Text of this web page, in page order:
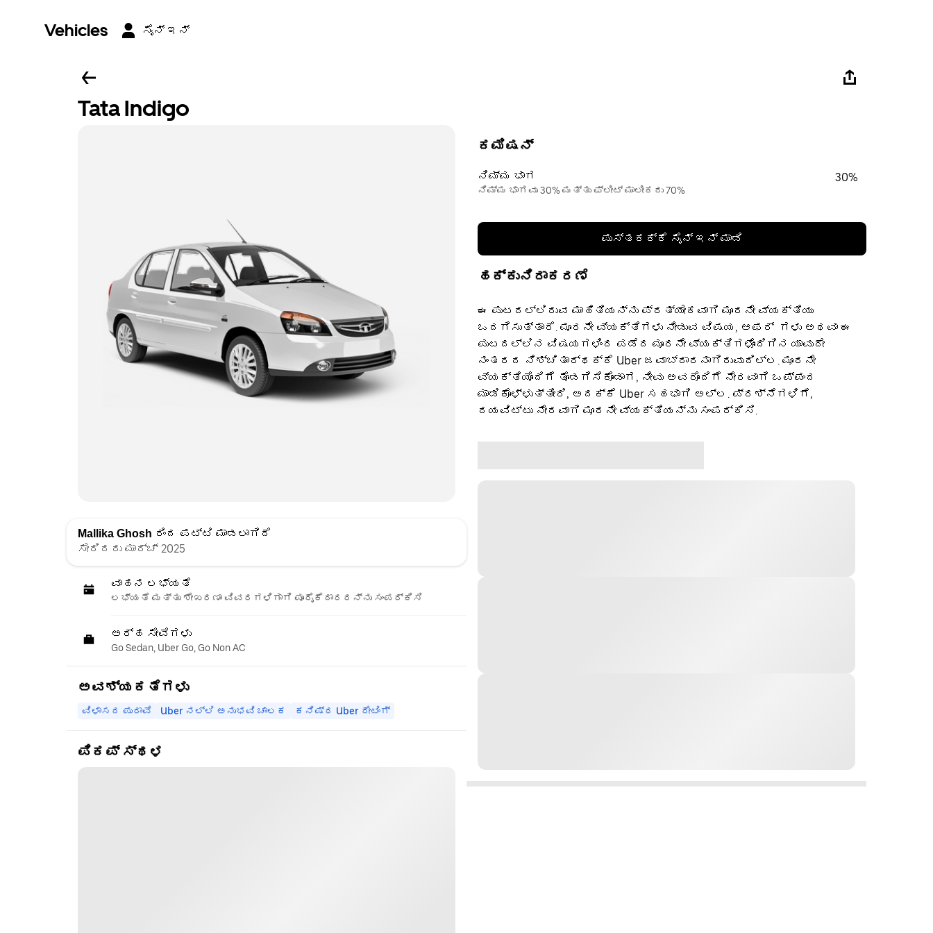
Vehicles ಸೈನ್ ಇನ್
Tata Indigo
Mallika Ghosh ರಿಂದ ಪಟ್ಟಿ ಮಾಡಲಾಗಿದೆ
ಸೇರಿದರು ಮಾರ್ಚ್ 2025
ವಾಹನ ಲಭ್ಯತೆ
ಲಭ್ಯತೆ ಮತ್ತು ಶೇಖರಣಾ ವಿವರಗಳಿಗಾಗಿ ಪೂರೈಕೆದಾರರನ್ನು ಸಂಪರ್ಕಿಸಿ
ಅರ್ಹ ಸೇವೆಗಳು
Go Sedan, Uber Go, Go Non AC
ಅವಶ್ಯಕತೆಗಳು
ವಿಳಾಸದ ಪುರಾವೆ Uber ನಲ್ಲಿ ಅನುಭವಿ ಚಾಲಕ ಕನಿಷ್ಠ Uber ರೇಟಿಂಗ್
ಪಿಕಪ್ ಸ್ಥಳ
ಕಮಿಷನ್
ನಿಮ್ಮ ಭಾಗ
ನಿಮ್ಮ ಭಾಗವು 30% ಮತ್ತು ಫ್ಲೀಟ್ ಮಾಲೀಕರು 70%
30%
ಪುಸ್ತಕಕ್ಕೆ ಸೈನ್ ಇನ್ ಮಾಡಿ
ಹಕ್ಕುನಿರಾಕರಣೆ
ಈ ಪುಟದಲ್ಲಿರುವ ಮಾಹಿತಿಯನ್ನು ಪ್ರತ್ಯೇಕವಾಗಿ ಮೂರನೇ ವ್ಯಕ್ತಿಯು
ಒದಗಿಸುತ್ತಾರೆ. ಮೂರನೇ ವ್ಯಕ್ತಿಗಳು ನೀಡುವ ವಿಷಯ, ಆಫರ್ ‌ ಗಳು ಅಥವಾ ಈ
ಪುಟದಲ್ಲಿನ ವಿಷಯಗಳಿಂದ ಪಡೆದ ಮೂರನೇ ವ್ಯಕ್ತಿಗಳೊಂದಿಗಿನ ಯಾವುದೇ
ನಂತರದ ನಿಶ್ಚಿತಾರ್ಥಕ್ಕೆ Uber ಜವಾಬ್ದಾರನಾಗಿರುವುದಿಲ್ಲ. ಮೂರನೇ
ವ್ಯಕ್ತಿಯೊಂದಿಗೆ ತೊಡಗಿಸಿಕೊಂಡಾಗ, ನೀವು ಅವರೊಂದಿಗೆ ನೇರವಾಗಿ ಒಪ್ಪಂದ
ಮಾಡಿಕೊಳ್ಳುತ್ತೀರಿ, ಅದಕ್ಕೆ Uber ಸಹಭಾಗಿ ಅಲ್ಲ. ಪ್ರಶ್ನೆಗಳಿಗೆ,
ದಯವಿಟ್ಟು ನೇರವಾಗಿ ಮೂರನೇ ವ್ಯಕ್ತಿಯನ್ನು ಸಂಪರ್ಕಿಸಿ.